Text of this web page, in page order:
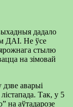
дадало
ДАІ. Не ўсе
стылю
на зімовай
аварыі
Так, у 5
на аўтадарозе